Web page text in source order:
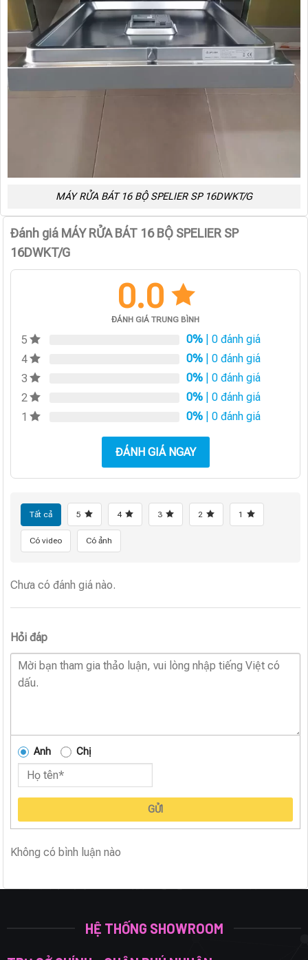
MÁY RỬA BÁT 16 BỘ SPELIER SP 16DWKT/G
Đánh giá MÁY RỬA BÁT 16 BỘ SPELIER SP
16DWKT/G
0.0
ĐÁNH GIÁ TRUNG BÌNH
5 0% | 0 đánh giá
4
0% | 0 đánh giá
3
0% | 0 đánh giá
2
0% | 0 đánh giá
1
0% | 0 đánh giá
ĐÁNH GIÁ NGAY
Tất cả 5 4 3 2 1
Có video Có ảnh
Chưa có đánh giá nào.
Hỏi đáp
Anh Chị
GỬI
Không có bình luận nào
HỆ THỐNG SHOWROOM